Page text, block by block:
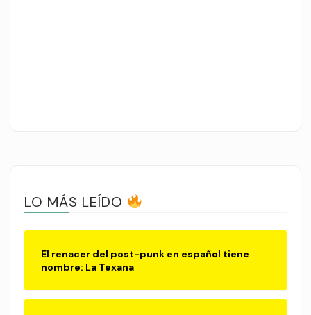
LO MÁS LEÍDO
El renacer del post-punk en español tiene
nombre: La Texana